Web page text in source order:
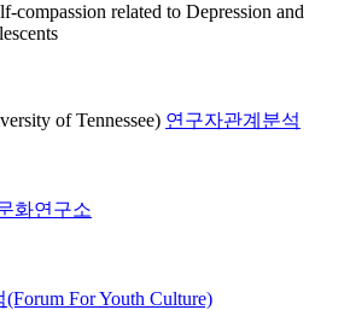
compassion related to Depression and
of Tennessee) 연구자관계분석
화연구소
For Youth Culture)